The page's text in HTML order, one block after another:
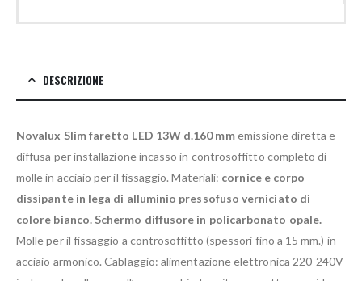
DESCRIZIONE
Novalux Slim faretto LED 13W d.160 mmemissione diretta e
diffusa per installazione incasso in controsoffitto completo di
molle in acciaio per il fissaggio. Materiali: cornice e corpo
dissipante in lega di alluminio pressofuso verniciato di
colore bianco. Schermo diffusore in policarbonato opale.
Molle per il fissaggio a controsoffitto (spessori fino a 15 mm.) in
acciaio armonico. Cablaggio: alimentazione elettronica 220-240V